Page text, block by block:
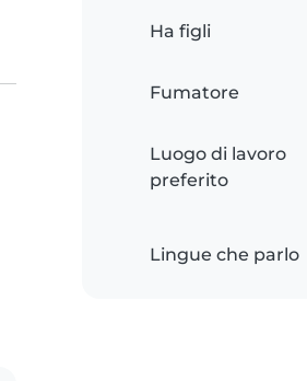
Ha figli
Fumatore
Luogo di lavoro
preferito
Lingue che parlo